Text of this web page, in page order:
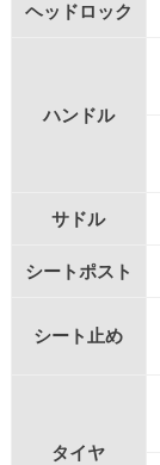
ヘッドロック
ハンドル
サドル
シートポスト
シート止め
タイヤ